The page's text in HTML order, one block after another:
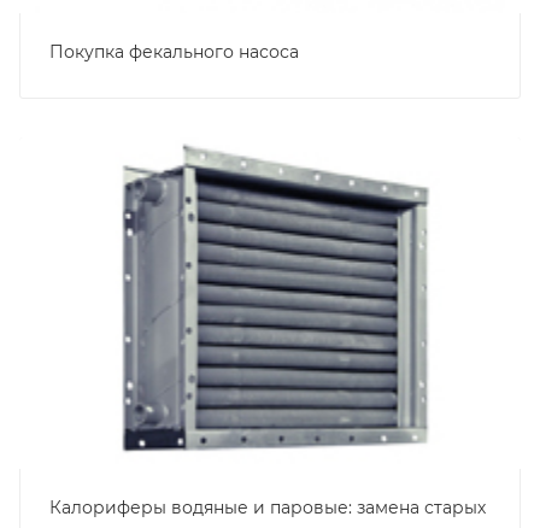
Покупка фекального насоса
Калориферы водяные и паровые: замена старых